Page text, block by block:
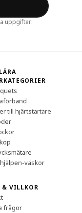
uppgifter:
till hjärtstartare
väskor
& VILLKOR
frågor